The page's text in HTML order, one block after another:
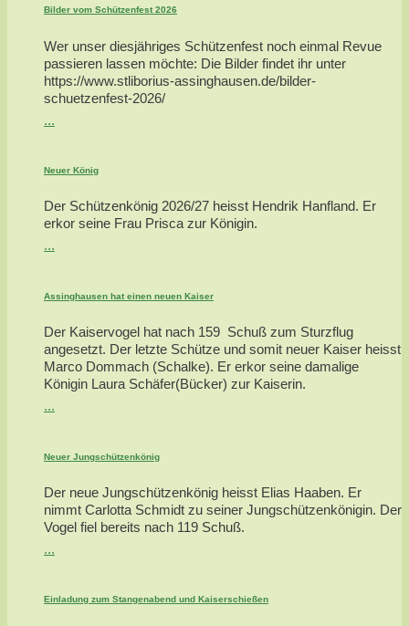
Bilder vom Schützenfest 2026
Wer unser diesjähriges Schützenfest noch einmal Revue
passieren lassen möchte: Die Bilder findet ihr unter
https://www.stliborius-assinghausen.de/bilder-
schuetzenfest-2026/
...
Neuer König
Der Schützenkönig 2026/27 heisst Hendrik Hanfland. Er
erkor seine Frau Prisca zur Königin.
...
Assinghausen hat einen neuen Kaiser
Der Kaiservogel hat nach 159 Schuß zum Sturzflug
angesetzt. Der letzte Schütze und somit neuer Kaiser heisst
Marco Dommach (Schalke). Er erkor seine damalige
Königin Laura Schäfer(Bücker) zur Kaiserin.
...
Neuer Jungschützenkönig
Der neue Jungschützenkönig heisst Elias Haaben. Er
nimmt Carlotta Schmidt zu seiner Jungschützenkönigin. Der
Vogel fiel bereits nach 119 Schuß.
...
Einladung zum Stangenabend und Kaiserschießen